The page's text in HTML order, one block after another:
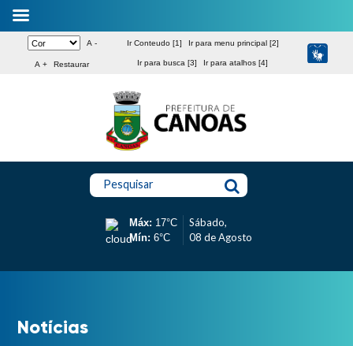
A -
A + Restaurar
Ir Conteudo [1] Ir para menu principal [2]
Ir para busca [3] Ir para atalhos [4]
Pesquisar
Máx: 17°C
Mín: 6°C
Sábado,
08 de Agosto
Notícias